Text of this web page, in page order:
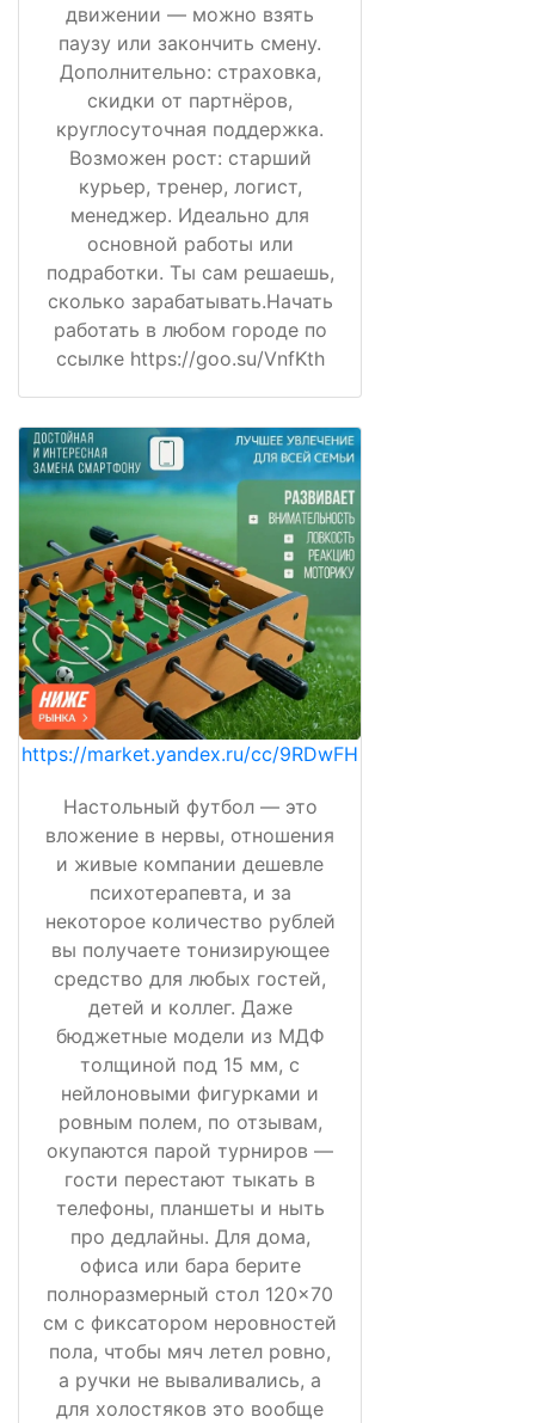
движении — можно взять
паузу или закончить смену.
Дополнительно: страховка,
скидки от партнёров,
круглосуточная поддержка.
Возможен рост: старший
курьер, тренер, логист,
менеджер. Идеально для
основной работы или
подработки. Ты сам решаешь,
сколько зарабатывать.Начать
работать в любом городе по
ссылке https://goo.su/VnfKth
https://market.yandex.ru/cc/9RDwFH
Настольный футбол — это
вложение в нервы, отношения
и живые компании дешевле
психотерапевта, и за
некоторое количество рублей
вы получаете тонизирующее
средство для любых гостей,
детей и коллег. Даже
бюджетные модели из МДФ
толщиной под 15 мм, с
нейлоновыми фигурками и
ровным полем, по отзывам,
окупаются парой турниров —
гости перестают тыкать в
телефоны, планшеты и ныть
про дедлайны. Для дома,
офиса или бара берите
полноразмерный стол 120×70
см с фиксатором неровностей
пола, чтобы мяч летел ровно,
а ручки не вываливались, а
для холостяков это вообще